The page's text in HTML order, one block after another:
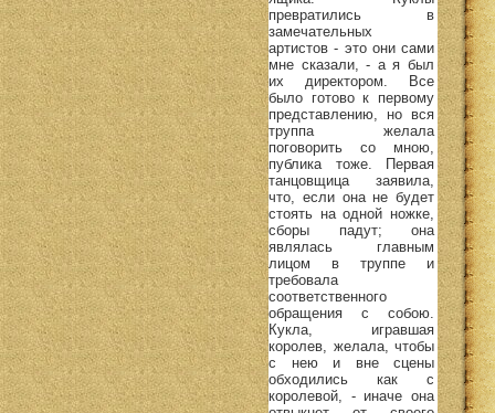
превратились в
замечательных
артистов - это они сами
мне сказали, - а я был
их директором. Все
было готово к первому
представлению, но вся
труппа желала
поговорить со мною,
публика тоже. Первая
танцовщица заявила,
что, если она не будет
стоять на одной ножке,
сборы падут; она
являлась главным
лицом в труппе и
требовала
соответственного
обращения с собою.
Кукла, игравшая
королев, желала, чтобы
с нею и вне сцены
обходились как с
королевой, - иначе она